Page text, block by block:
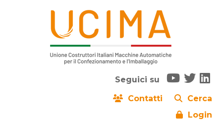
Seguici su
Contatti
Cerca
Login